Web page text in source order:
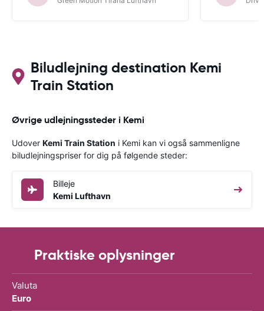
Biludlejning destination Kemi
Train Station
Øvrige udlejningssteder i Kemi
Udover Kemi Train Station i Kemi kan vi også sammenligne
biludlejningspriser for dig på følgende steder:
Billeje
Kemi Lufthavn
Praktiske oplysninger
Valuta
Euro